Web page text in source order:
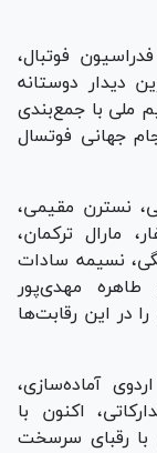
فوتبال،
دیدار دوستانه
ملی با جمع‌بندی
به جام جهانی فوتسال
نسترن مقیمی،
مارال ترکمان،
نسیمه سادات
مهدی‌پور
در این رقابت‌ها
آماده‌سازی،
اکنون با
با رقبای سرسخت